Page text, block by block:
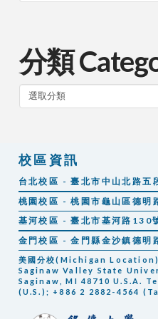
分類
類
校區資訊
台北校區 - 臺北市中山北路
桃園校區 - 桃園市龜山區德
基河校區 - 臺北市基河路
金門校區 - 金門縣金沙鎮德
美國分校(Michigan
Saginaw Valley State
Saginaw, MI 48710 U.S.A.
(U.S.); +886 2 2882-4564